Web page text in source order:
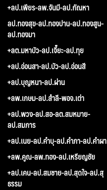
+ลป.เพียร-ลพ.จันมี-ลป.กัณหา
ลป.ทองสุข-ลป.ทองปาน-ลป.ทองสูน-
ลป.ทองมา
+ลต.มหาบัว-ลป.เจี๊ยะ-ลป.ทุย
+ลป.อ่อนสา-ลป.บัว-ลป.อ่อนสี
+ลป.บุญหนา-ลป.ผ่าน
+ลพ.เกษม-ลป.สำลี-พอจ.เต่า
+ลป.พวง-ลป.สอ-ลต.สมหมาย-
ลป.สมภาร
+ลป.เนย-ลป.คำบุ-ลป.คำภา-ลป.คำผา
+ลพ.คูณ-ลพ.ทอง-ลป.เหรียญชัย
+ลป.เคน-ลป.สมชาย-ลป.สุดใจ-ลป.สุ
ธรรม